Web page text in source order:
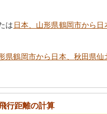
は 日本、山形県鶴岡市から日
県鶴岡市から日本、秋田県仙
行距離の計算